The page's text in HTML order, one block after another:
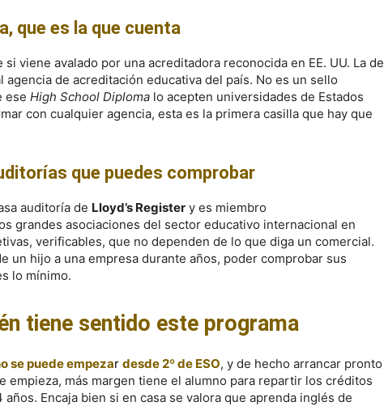
que es la que cuenta
viene avalado por una acreditadora reconocida en EE. UU. La de
agencia de acreditación educativa del país. No es un sello
ese High School Diploma lo acepten universidades de Estados
con cualquier agencia, esta es la primera casilla que hay que
que puedes comprobar
auditoría de Lloyd’s Register y es miembro
grandes asociaciones del sector educativo internacional en
verificables, que no dependen de lo que diga un comercial.
un hijo a una empresa durante años, poder comprobar sus
lo mínimo.
tiene sentido este programa
se puede empezar desde 2º de ESO, y de hecho arrancar pronto
empieza, más margen tiene el alumno para repartir los créditos
Encaja bien si en casa se valora que aprenda inglés de